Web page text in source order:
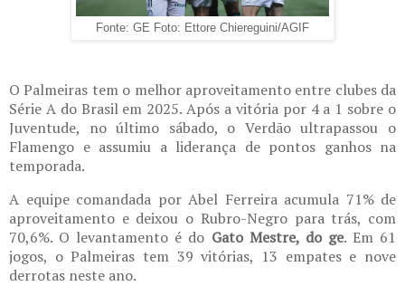
Fonte: GE Foto: Ettore Chiereguini/AGIF
O Palmeiras tem o melhor aproveitamento entre clubes da
Série A do Brasil em 2025. Após a vitória por 4 a 1 sobre o
Juventude, no último sábado, o Verdão ultrapassou o
Flamengo e assumiu a liderança de pontos ganhos na
temporada.
A equipe comandada por Abel Ferreira acumula 71% de
aproveitamento e deixou o Rubro-Negro para trás, com
70,6%. O levantamento é do Gato Mestre, do ge. Em 61
jogos, o Palmeiras tem 39 vitórias, 13 empates e nove
derrotas neste ano.